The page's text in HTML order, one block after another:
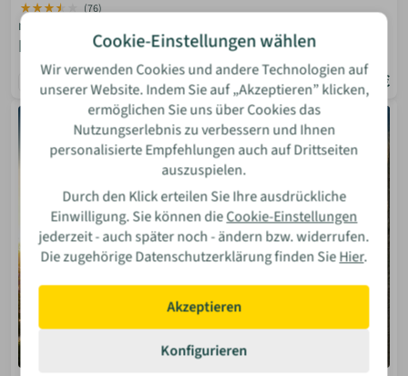
(76)
massa haus
Einfamilienhaus LifeStyle
4-5 124.999 €
ANBIETER
Cookie-Einstellungen wählen
Wir verwenden Cookies und andere Technologien auf
unserer Website. Indem Sie auf „Akzeptieren” klicken,
ermöglichen Sie uns über Cookies das
Nutzungserlebnis zu verbessern und Ihnen
personalisierte Empfehlungen auch auf Drittseiten
auszuspielen.
Durch den Klick erteilen Sie Ihre ausdrückliche
Einwilligung. Sie können dieCookie-Einstellungen
jederzeit - auch später noch - ändern bzw. widerrufen.
Die zugehörige Datenschutzerklärung finden SieHier.
Akzeptieren
Konfigurieren